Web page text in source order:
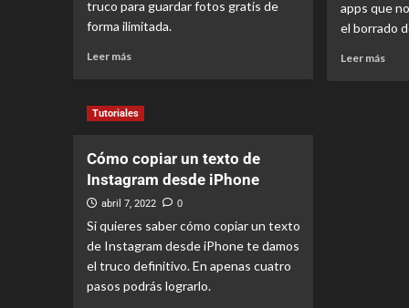
truco para guardar fotos gratis de
forma ilimitada.
Leer más
apps que
el borrado
Leer más
Tutoriales
Cómo copiar un texto de
Instagram desde iPhone
abril 7, 2022 0
Si quieres saber cómo copiar un texto
de Instagram desde iPhone te damos
el truco definitivo. En apenas cuatro
pasos podrás lograrlo.